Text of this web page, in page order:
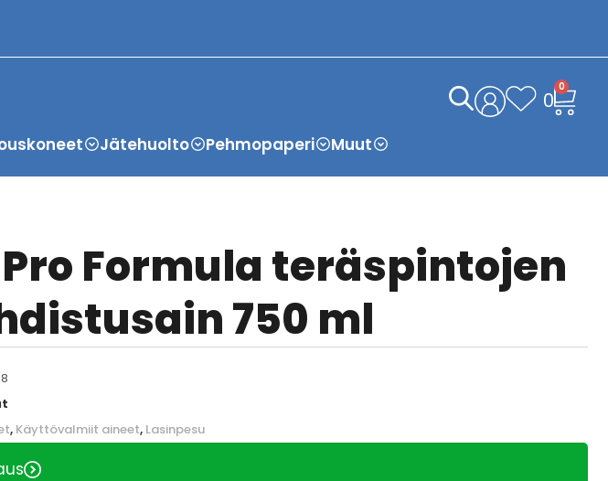
0
0
Jätehuolto Pehmopaperi Muut
Formula teräspintojen
750 ml
, Käyttövalmiit aineet, Lasinpesu